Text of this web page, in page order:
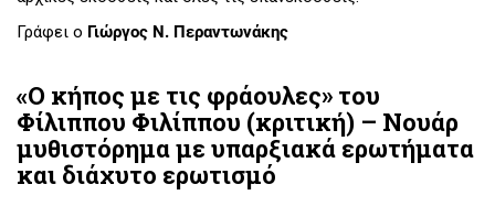
Γράφει ο Γιώργος Ν. Περαντωνάκης
«Ο κήπος με τις φράουλες» του
Φίλιππου Φιλίππου (κριτική) – Νουάρ
μυθιστόρημα με υπαρξιακά ερωτήματα
και διάχυτο ερωτισμό